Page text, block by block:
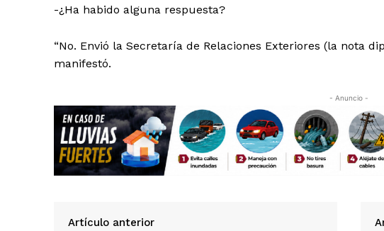
-¿Ha habido alguna respuesta?
“No. Envió la Secretaría de Relaciones Exteriores (la nota
manifestó.
- Anuncio -
Artículo anterior